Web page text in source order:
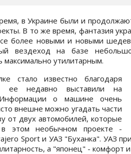
в Украине были и
В то же время, фантазия
более новыми и новыми
вездеход на базе
максимально утилитарным.
стало известно благодаря
ее недавно выставили на
о машине очень
внешне можно угадать части
от двух автомобилей, которые
в этом необычном проекте -
Sport и УАЗ "Буханка". УАЗ
а "японец" - комфорт